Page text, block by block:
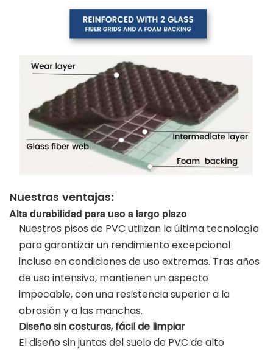
Nuestras ventajas:
Alta durabilidad para uso a largo plazo
Nuestros pisos de PVC utilizan la última tecnología
para garantizar un rendimiento excepcional
incluso en condiciones de uso extremas. Tras años
de uso intensivo, mantienen un aspecto
impecable, con una resistencia superior a la
abrasión y a las manchas.
Diseño sin costuras, fácil de limpiar
El diseño sin juntas del suelo de PVC de alto